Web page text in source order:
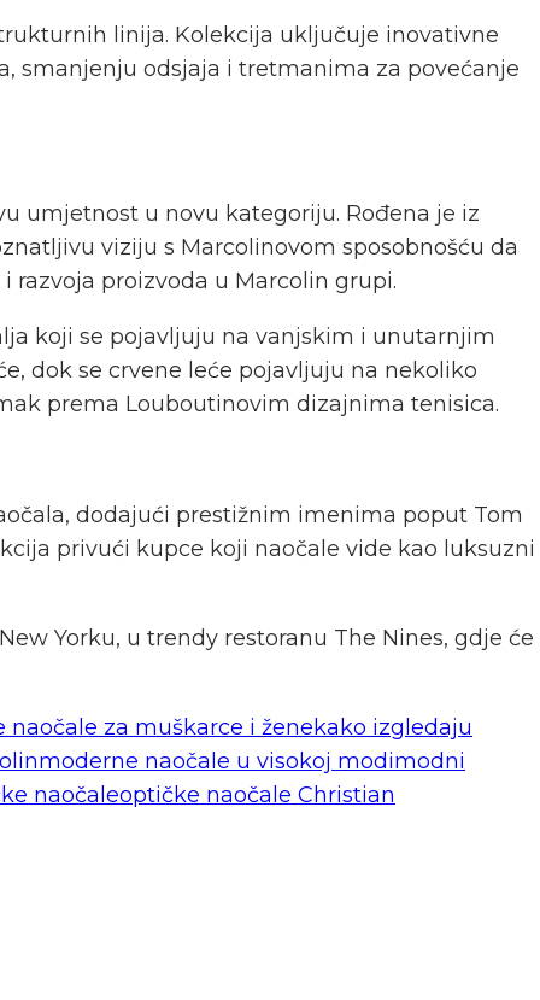
linija. Kolekcija uključuje inovativne
smanjenju odsjaja i tretmanima za povećanje
umjetnost u novu kategoriju. Rođena je iz
viziju s Marcolinovom sposobnošću da
razvoja proizvoda u Marcolin grupi.
koji se pojavljuju na vanjskim i unutarnjim
dok se crvene leće pojavljuju na nekoliko
prema Louboutinovim dizajnima tenisica.
dodajući prestižnim imenima poput Tom
privući kupce koji naočale vide kao luksuzni
Yorku, u trendy restoranu The Nines, gdje će
naočale za muškarce i ženekako izgledaju
moderne naočale u visokoj modimodni
naočaleoptičke naočale Christian